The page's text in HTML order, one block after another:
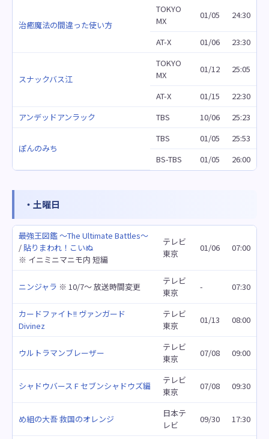
治癒魔法の間違った使い方
TOKYO
MX
01/05 24:30
AT-X 01/06 23:30
スナックバス江
TOKYO
MX
01/12 25:05
AT-X 01/15
22:30
アンデッドアンラック
TBS 10/06 25:23
ぽんのみち
TBS 01/05
25:53
BS-TBS
01/05 26:00
・土曜日
最強王図鑑 ～The Ultimate Battles～
/ 貼りまわれ！こいぬ
※ イニミニマニモ内 短編
テレビ
東京
01/06 07:00
ニンジャラ ※ 10/7～ 放送時間変更
テレビ
東京
- 07:30
カードファイト!! ヴァンガード
Divinez
テレビ
東京
01/13 08:00
ウルトラマンブレーザー
テレビ
東京
07/08 09:00
シャドウバース F セブンシャドウズ編
テレビ
東京
07/08 09:30
め組の大吾 救国のオレンジ
日本テ
レビ
09/30 17:30